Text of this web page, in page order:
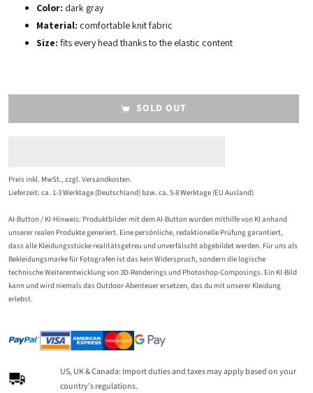
Color: dark gray
Material: comfortable knit fabric
Size: fits every head thanks to the elastic content
SOLD OUT
Preis inkl. MwSt., zzgl. Versandkosten.
Lieferzeit: ca. 1-3 Werktage (Deutschland) bzw. ca. 5-8 Werktage (EU Ausland)
AI-Button / KI-Hinweis: Produktbilder mit dem AI-Button wurden mithilfe von KI anhand
unserer realen Produkte generiert. Eine persönliche, redaktionelle Prüfung garantiert,
dass alle Kleidungsstücke realitätsgetreu und unverfälscht abgebildet werden. Für uns als
Bekleidungsmarke für Fotografen ist das kein Widerspruch, sondern die logische
technische Weiterentwicklung von 3D-Renderings und Photoshop-Composings. Ein KI-Bild
kann und wird niemals das Outdoor-Abenteuer ersetzen, das du mit unserer Kleidung
erlebst.
US, UK & Canada: Import duties and taxes may apply based on your
country’s regulations.